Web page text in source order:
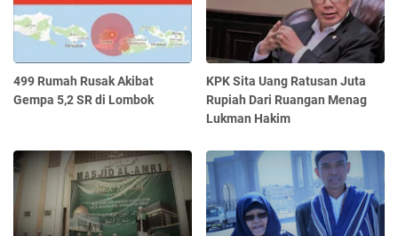
499 Rumah Rusak Akibat
Gempa 5,2 SR di Lombok
KPK Sita Uang Ratusan Juta
Rupiah Dari Ruangan Menag
Lukman Hakim